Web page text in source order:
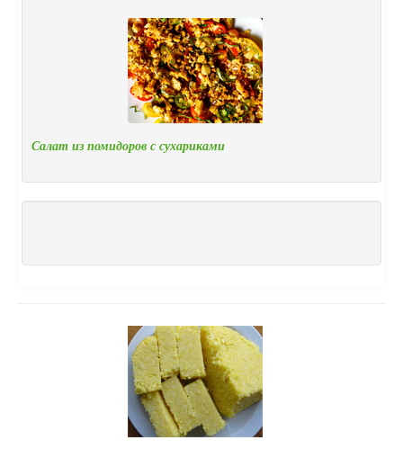
Салат из помидоров с сухариками